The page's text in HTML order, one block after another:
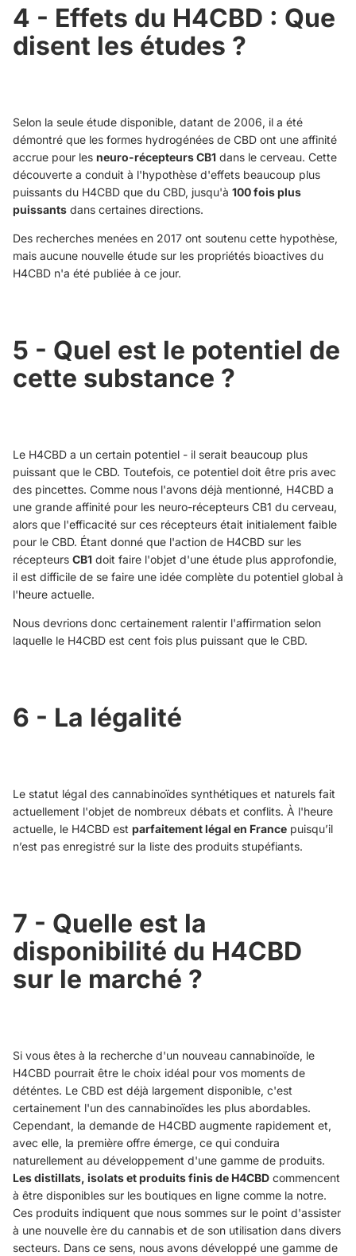
4 - Effets du H4CBD : Que
disent les études ?
Selon la seule étude disponible, datant de 2006, il a été
démontré que les formes hydrogénées de CBD ont une affinité
accrue pour les neuro-récepteurs CB1 dans le cerveau. Cette
découverte a conduit à l'hypothèse d'effets beaucoup plus
puissants du H4CBD que du CBD, jusqu'à 100 fois plus
puissants dans certaines directions.
Des recherches menées en 2017 ont soutenu cette hypothèse,
mais aucune nouvelle étude sur les propriétés bioactives du
H4CBD n'a été publiée à ce jour.
5 - Quel est le potentiel de
cette substance ?
Le H4CBD a un certain potentiel - il serait beaucoup plus
puissant que le CBD. Toutefois, ce potentiel doit être pris avec
des pincettes. Comme nous l'avons déjà mentionné, H4CBD a
une grande affinité pour les neuro-récepteurs CB1 du cerveau,
alors que l'efficacité sur ces récepteurs était initialement faible
pour le CBD. Étant donné que l'action de H4CBD sur les
récepteurs CB1 doit faire l'objet d'une étude plus approfondie,
il est difficile de se faire une idée complète du potentiel global à
l'heure actuelle.
Nous devrions donc certainement ralentir l'affirmation selon
laquelle le H4CBD est cent fois plus puissant que le CBD.
6 - La légalité
Le statut légal des cannabinoïdes synthétiques et naturels fait
actuellement l'objet de nombreux débats et conflits. À l'heure
actuelle, le H4CBD est parfaitement légal en France puisqu’il
n’est pas enregistré sur la liste des produits stupéfiants.
7 - Quelle est la
disponibilité du H4CBD
sur le marché ?
Si vous êtes à la recherche d'un nouveau cannabinoïde, le
H4CBD pourrait être le choix idéal pour vos moments de
déténtes. Le CBD est déjà largement disponible, c'est
certainement l'un des cannabinoïdes les plus abordables.
Cependant, la demande de H4CBD augmente rapidement et,
avec elle, la première offre émerge, ce qui conduira
naturellement au développement d'une gamme de produits.
Les distillats, isolats et produits finis de H4CBD commencent
à être disponibles sur les boutiques en ligne comme la notre.
Ces produits indiquent que nous sommes sur le point d'assister
à une nouvelle ère du cannabis et de son utilisation dans divers
secteurs. Dans ce sens, nous avons développé une gamme de